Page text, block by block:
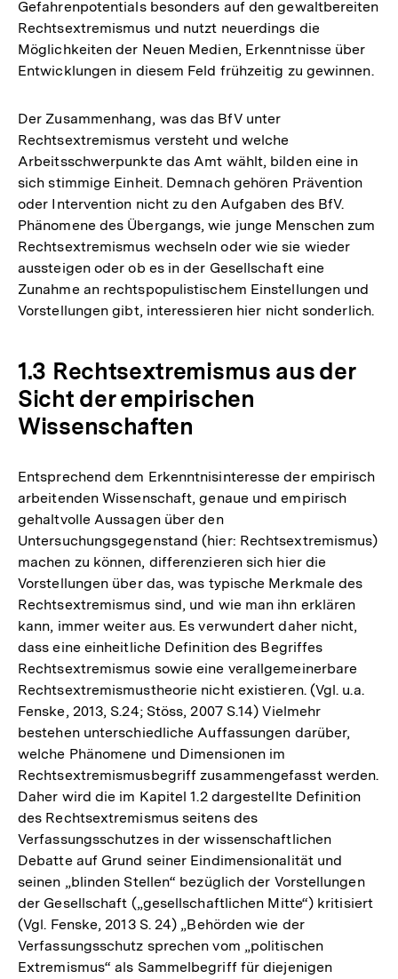
Gefahrenpotentials besonders auf den gewaltbereiten
Rechtsextremismus und nutzt neuerdings die
Möglichkeiten der Neuen Medien, Erkenntnisse über
Entwicklungen in diesem Feld frühzeitig zu gewinnen.
Der Zusammenhang, was das BfV unter
Rechtsextremismus versteht und welche
Arbeitsschwerpunkte das Amt wählt, bilden eine in
sich stimmige Einheit. Demnach gehören Prävention
oder Intervention nicht zu den Aufgaben des BfV.
Phänomene des Übergangs, wie junge Menschen zum
Rechtsextremismus wechseln oder wie sie wieder
aussteigen oder ob es in der Gesellschaft eine
Zunahme an rechtspopulistischem Einstellungen und
Vorstellungen gibt, interessieren hier nicht sonderlich.
1.3 Rechtsextremismus aus der
Sicht der empirischen
Wissenschaften
Entsprechend dem Erkenntnisinteresse der empirisch
arbeitenden Wissenschaft, genaue und empirisch
gehaltvolle Aussagen über den
Untersuchungsgegenstand (hier: Rechtsextremismus)
machen zu können, differenzieren sich hier die
Vorstellungen über das, was typische Merkmale des
Rechtsextremismus sind, und wie man ihn erklären
kann, immer weiter aus. Es verwundert daher nicht,
dass eine einheitliche Definition des Begriffes
Rechtsextremismus sowie eine verallgemeinerbare
Rechtsextremismustheorie nicht existieren. (Vgl. u.a.
Fenske, 2013, S.24; Stöss, 2007 S.14) Vielmehr
bestehen unterschiedliche Auffassungen darüber,
welche Phänomene und Dimensionen im
Rechtsextremismusbegriff zusammengefasst werden.
Daher wird die im Kapitel 1.2 dargestellte Definition
des Rechtsextremismus seitens des
Verfassungsschutzes in der wissenschaftlichen
Debatte auf Grund seiner Eindimensionalität und
seinen „blinden Stellen“ bezüglich der Vorstellungen
der Gesellschaft („gesellschaftlichen Mitte“) kritisiert
(Vgl. Fenske, 2013 S. 24) „Behörden wie der
Verfassungsschutz sprechen vom „politischen
Extremismus“ als Sammelbegriff für diejenigen